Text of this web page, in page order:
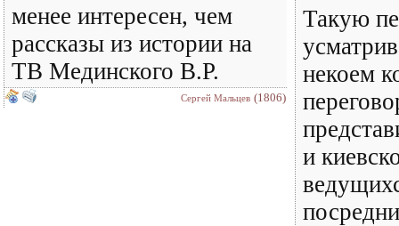
менее интересен, чем
рассказы из истории на
ТВ Мединского В.Р.
Сергей Мальцев (1806)
Такую
некоем
и